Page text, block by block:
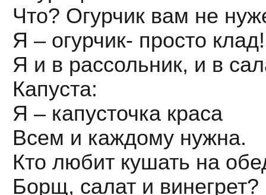
Что? Огурчик вам не
Я – огурчик- просто клад!
Я и в рассольник, и в
Капуста:
Я – капусточка краса
Всем и каждому нужна.
Кто любит кушать на
Борщ, салат и винегрет?